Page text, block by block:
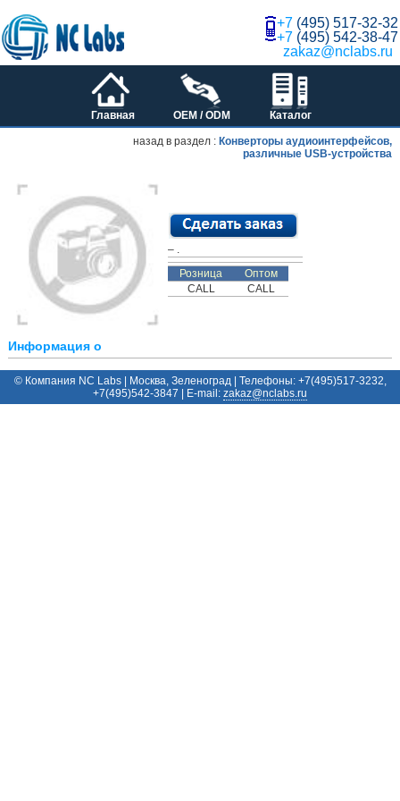
+7 (495) 517-32-32
+7 (495) 542-38-47
zakaz@nclabs.ru
Главная OEM / ODM Каталог
назад в раздел : Конверторы аудиоинтерфейсов,
различные USB-устройства
– .
Розница
Оптом
CALL
CALL
Информация о
© Компания NC Labs | Москва, Зеленоград | Телефоны: +7(495)517-3232,
+7(495)542-3847 | E-mail: ur.sbalcn@zakaz